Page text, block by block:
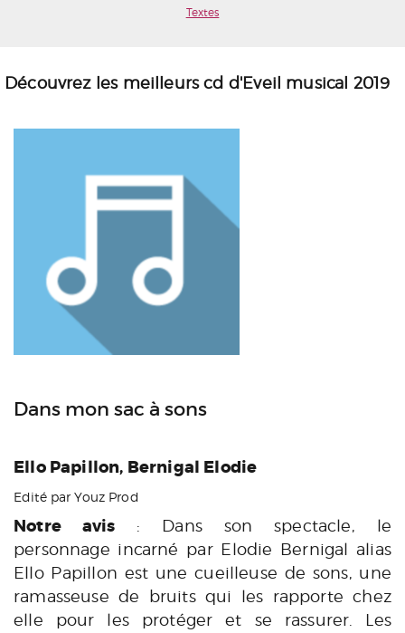
Textes
Découvrez les meilleurs cd d'Eveil musical 2019
Dans mon sac à sons
Ello Papillon, Bernigal Elodie
Edité par Youz Prod
Notre avis : Dans son spectacle, le
personnage incarné par Elodie Bernigal alias
Ello Papillon est une cueilleuse de sons, une
ramasseuse de bruits qui les rapporte chez
elle pour les protéger et se rassurer. Les